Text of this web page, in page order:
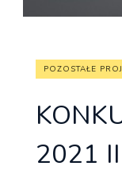
POZOSTAŁE
2021